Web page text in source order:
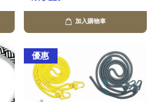
加入購物車
優惠